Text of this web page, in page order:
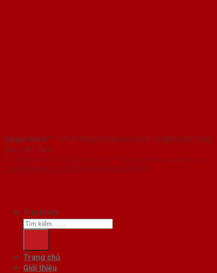
SaigonDoor™ - Hệ thống Showroom cửa Composite hàng
đầu Việt Nam
Copyright ⓒ 2016 – 2026 SaigonDoor™ - www.cuanhuacomposite.org |
Thiết kế Web & Vận hành bởi CÔNG NGHỆ VIỆT JSC
Tìm kiếm:
Trang chủ
Giới thiệu